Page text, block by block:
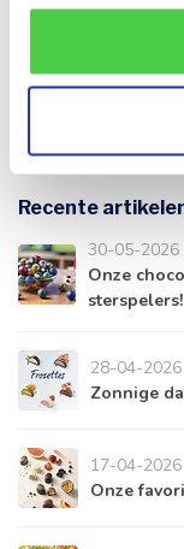
rekening mee dat
de correcte
Recente
30-05-2026
Onze
sterspelers!
28-04-2026
Zonnige
17-04-2026
Onze